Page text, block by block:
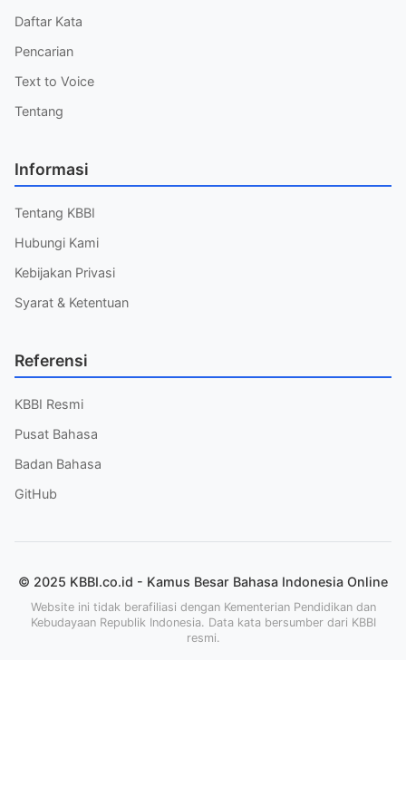
Daftar Kata
Pencarian
Text to Voice
Tentang
Informasi
Tentang KBBI
Hubungi Kami
Kebijakan Privasi
Syarat & Ketentuan
Referensi
KBBI Resmi
Pusat Bahasa
Badan Bahasa
GitHub
© 2025 KBBI.co.id - Kamus Besar Bahasa Indonesia Online
Website ini tidak berafiliasi dengan Kementerian Pendidikan dan
Kebudayaan Republik Indonesia. Data kata bersumber dari KBBI
resmi.